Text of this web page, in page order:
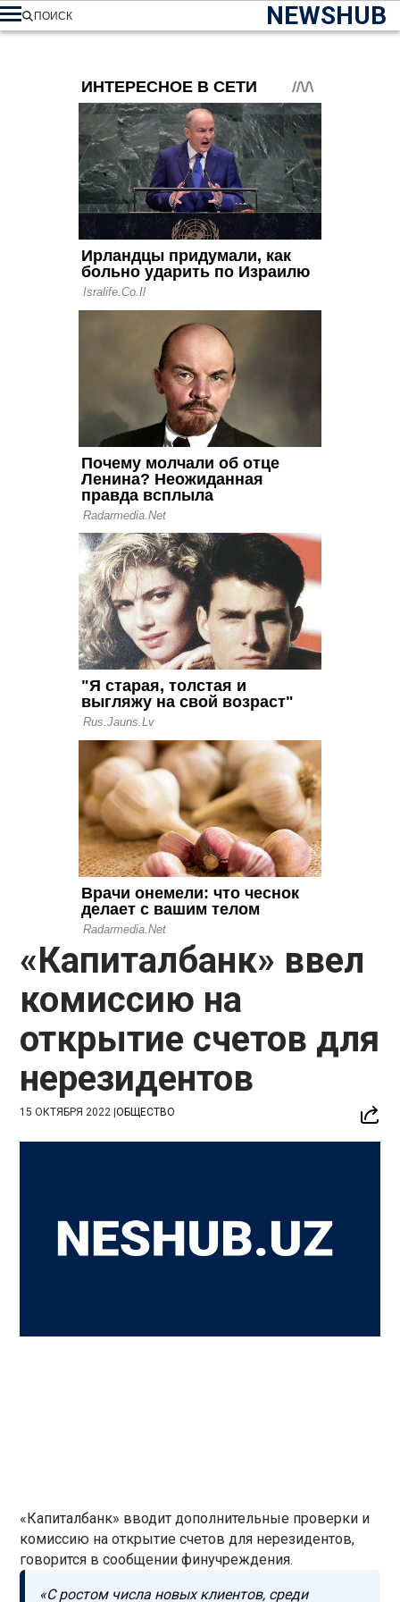
NEWSHUB
ПОИСК
«Капиталбанк» ввел
комиссию на
открытие счетов для
нерезидентов
15 ОКТЯБРЯ 2022 |ОБЩЕСТВО
«Капиталбанк» вводит дополнительные проверки и
комиссию на открытие счетов для нерезидентов,
говорится в сообщении финучреждения.
«С ростом числа новых клиентов, среди